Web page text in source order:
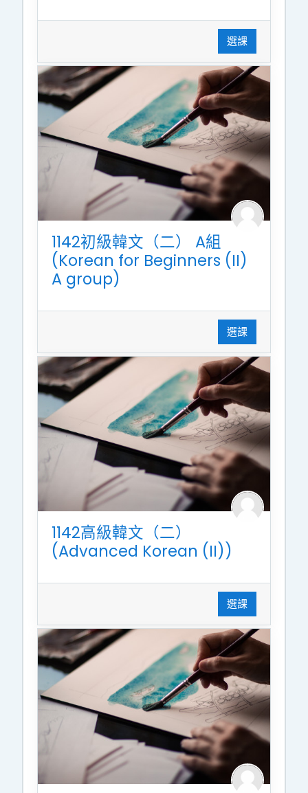
選課
1142初級韓文（二） A組
(Korean for Beginners (II)
A group)
選課
1142高級韓文（二）
(Advanced Korean (II))
選課